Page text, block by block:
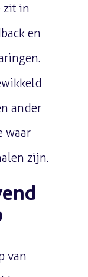
zit in
en
ander
waar
zijn.
van